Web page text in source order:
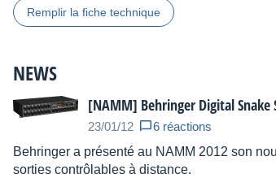
Remplir la fiche technique
NEWS
[NAMM] Behringer Digital Snake
23/01/12
6 réactions
Behringer a présenté au NAMM 2012 son
sorties contrôlables à distance.